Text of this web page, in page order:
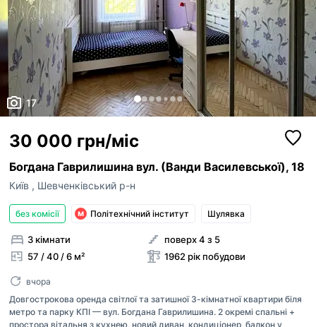
17
30 000 грн/міс
Богдана Гаврилишина вул. (Ванди Василевської), 18
Київ , Шевченківський р-н
без комісії Політехнічний інститут Шулявка
3 кімнати
57 / 40 / 6 м²
поверх 4 з 5
1962 рік побудови
вчора
Довгострокова оренда світлої та затишної 3-кімнатної квартири біля
метро та парку КПІ — вул. Богдана Гаврилишина. 2 окремі спальні +
простора вітальня з кухнею, новий диван, кондиціонер, балкон у